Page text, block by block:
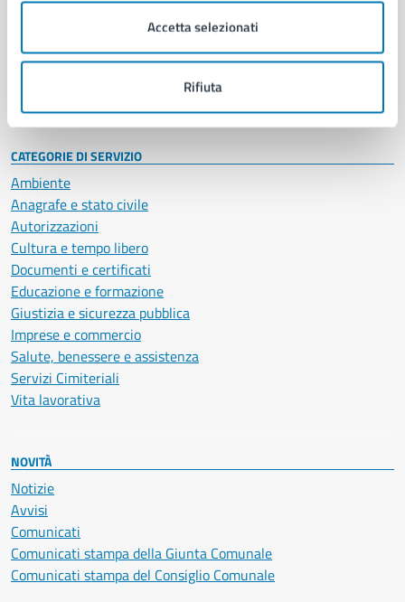
Accetta selezionati
Rifiuta
Enti e fondazioni
Personale amministrativo
Intranet, posta aziendale e protocollo
CATEGORIE DI SERVIZIO
Ambiente
Anagrafe e stato civile
Autorizzazioni
Cultura e tempo libero
Documenti e certificati
Educazione e formazione
Giustizia e sicurezza pubblica
Imprese e commercio
Salute, benessere e assistenza
Servizi Cimiteriali
Vita lavorativa
NOVITÀ
Notizie
Avvisi
Comunicati
Comunicati stampa della Giunta Comunale
Comunicati stampa del Consiglio Comunale